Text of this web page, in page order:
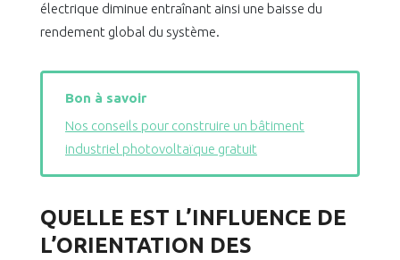
électrique diminue entraînant ainsi une baisse du
rendement global du système.
Bon à savoir
Nos conseils pour construire un bâtiment
industriel photovoltaïque gratuit
QUELLE EST L’INFLUENCE DE
L’ORIENTATION DES